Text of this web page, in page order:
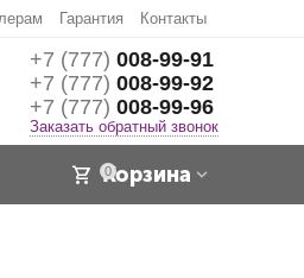
Гарантия Контакты
+7 (777) 008-99-91
+7 (777) 008-99-92
+7 (777) 008-99-96
Заказать обратный звонок
0
Корзина